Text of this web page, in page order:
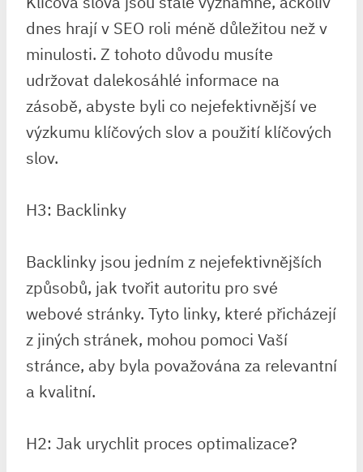
dnes hrají v SEO roli méně důležitou než v
minulosti. Z tohoto důvodu musíte
udržovat dalekosáhlé informace na
zásobě, abyste byli co nejefektivnější ve
výzkumu klíčových slov a použití klíčových
slov.
H3: Backlinky
Backlinky jsou jedním z nejefektivnějších
způsobů, jak tvořit autoritu pro své
webové stránky. Tyto linky, které přicházejí
z jiných stránek, mohou pomoci Vaší
stránce, aby byla považována za relevantní
a kvalitní.
H2: Jak urychlit proces optimalizace?